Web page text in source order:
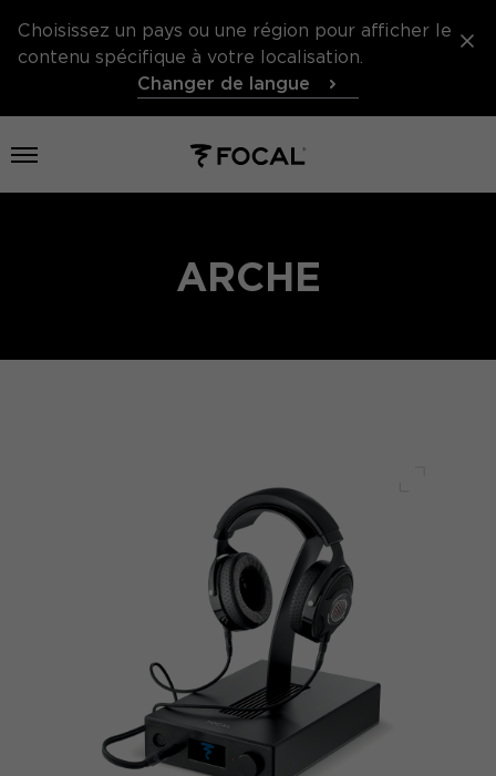
Choisissez un pays ou une région pour afficher le
contenu spécifique à votre localisation.
Changer de langue
Ouvrir le menu
ARCHE